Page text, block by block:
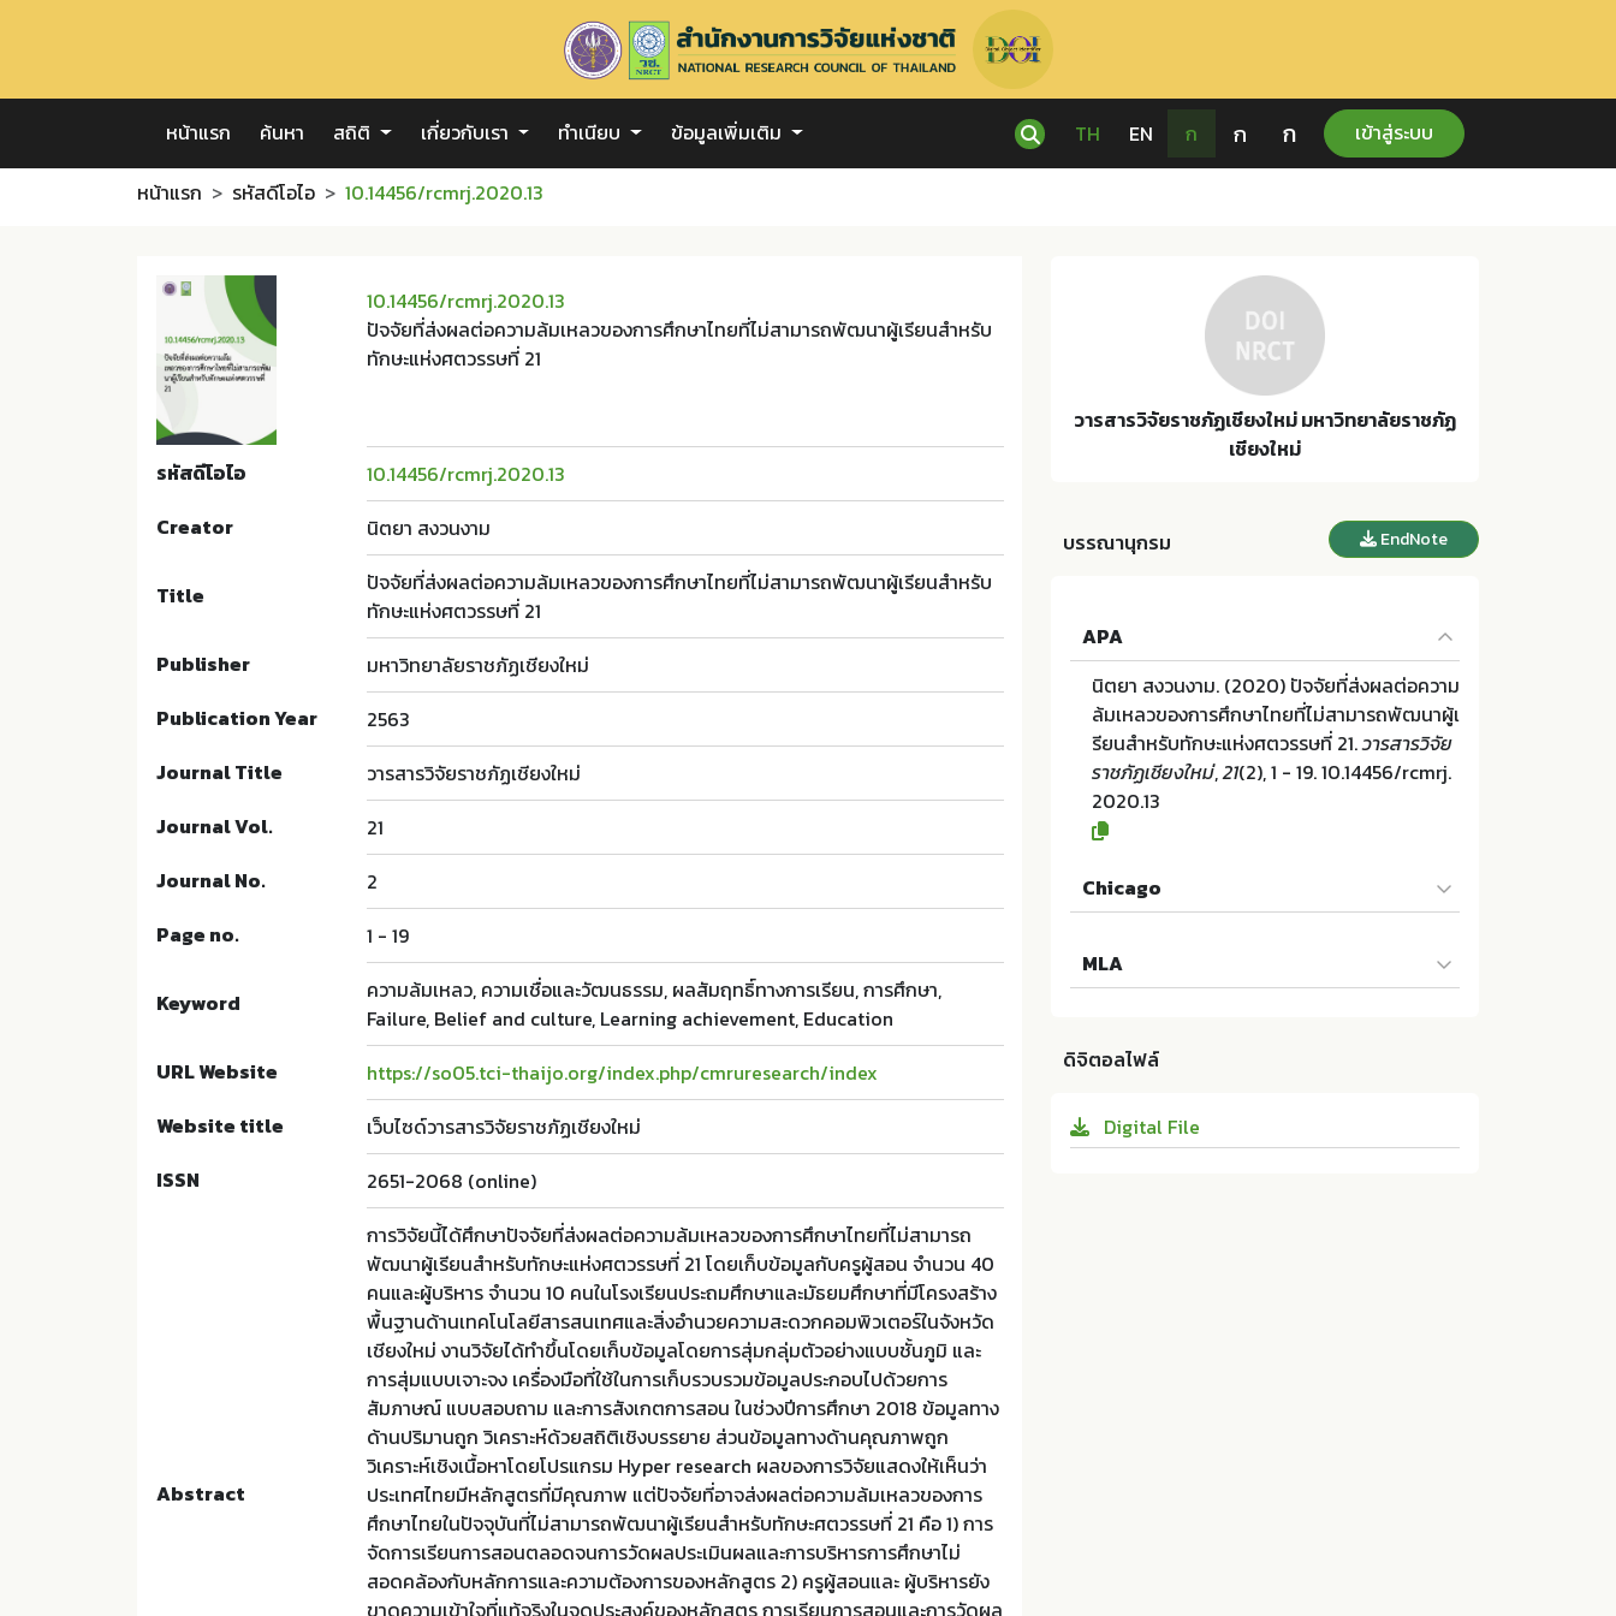
หน้าแรก ค้นหา สถิติ เกี่ยวกับเรา ทำเนียบ ข้อมูลเพิ่มเติม TH EN ก ก ก เข้าสู่ระบบ
หน้าแรก รหัสดีโอไอ 10.14456/rcmrj.2020.13
10.14456/rcmrj.2020.13
ปัจจัยที่ส่งผลต่อความล้มเหลวของการศึกษาไทยที่ไม่สามารถพัฒนาผู้เรียนสำหรับ
ทักษะแห่งศตวรรษที่ 21
รหัสดีโอไอ
10.14456/rcmrj.2020.13
Creator
นิตยา สงวนงาม
Title
ปัจจัยที่ส่งผลต่อความล้มเหลวของการศึกษาไทยที่ไม่สามารถพัฒนาผู้เรียนสำหรับ
ทักษะแห่งศตวรรษที่ 21
Publisher
มหาวิทยาลัยราชภัฏเชียงใหม่
Publication Year
2563
Journal Title
วารสารวิจัยราชภัฏเชียงใหม่
Journal Vol.
21
Journal No.
2
Page no.
1 - 19
Keyword
ความล้มเหลว, ความเชื่อและวัฒนธรรม, ผลสัมฤทธิ์ทางการเรียน, การศึกษา,
Failure, Belief and culture, Learning achievement, Education
URL Website
https://so05.tci-thaijo.org/index.php/cmruresearch/index
Website title
เว็บไซด์วารสารวิจัยราชภัฏเชียงใหม่
ISSN
2651-2068 (online)
Abstract
การวิจัยนี้ได้ศึกษาปัจจัยที่ส่งผลต่อความล้มเหลวของการศึกษาไทยที่ไม่สามารถ
พัฒนาผู้เรียนสำหรับทักษะแห่งศตวรรษที่ 21 โดยเก็บข้อมูลกับครูผู้สอน จำนวน 40
คนและผู้บริหาร จำนวน 10 คนในโรงเรียนประถมศึกษาและมัธยมศึกษาที่มีโครงสร้าง
พื้นฐานด้านเทคโนโลยีสารสนเทศและสิ่งอำนวยความสะดวกคอมพิวเตอร์ในจังหวัด
เชียงใหม่ งานวิจัยได้ทำขึ้นโดยเก็บข้อมูลโดยการสุ่มกลุ่มตัวอย่างแบบชั้นภูมิ และ
การสุ่มแบบเจาะจง เครื่องมือที่ใช้ในการเก็บรวบรวมข้อมูลประกอบไปด้วยการ
สัมภาษณ์ แบบสอบถาม และการสังเกตการสอน ในช่วงปีการศึกษา 2018 ข้อมูลทาง
ด้านปริมานถูก วิเคราะห์ด้วยสถิติเชิงบรรยาย ส่วนข้อมูลทางด้านคุณภาพถูก
วิเคราะห์เชิงเนื้อหาโดยโปรแกรม Hyper research ผลของการวิจัยแสดงให้เห็นว่า
ประเทศไทยมีหลักสูตรที่มีคุณภาพ แต่ปัจจัยที่อาจส่งผลต่อความล้มเหลวของการ
ศึกษาไทยในปัจจุบันที่ไม่สามารถพัฒนาผู้เรียนสำหรับทักษะศตวรรษที่ 21 คือ 1) การ
จัดการเรียนการสอนตลอดจนการวัดผลประเมินผลและการบริหารการศึกษาไม่
สอดคล้องกับหลักการและความต้องการของหลักสูตร 2) ครูผู้สอนและ ผู้บริหารยัง
วารสารวิจัยราชภัฏเชียงใหม่ มหาวิทยาลัยราชภัฏ
เชียงใหม่
บรรณานุกรม EndNote
APA
นิตยา สงวนงาม. (2020) ปัจจัยที่ส่งผลต่อความ
ล้มเหลวของการศึกษาไทยที่ไม่สามารถพัฒนาผู้เ
รียนสำหรับทักษะแห่งศตวรรษที่ 21.วารสารวิจัย
ราชภัฏเชียงใหม่,21(2), 1 - 19. 10.14456/rcmrj.
2020.13
Chicago
วของการศึกษาไทยที่ไม่สามารถพัฒนาผู้เรียนสำ
หรับทักษะแห่งศตวรรษที่ 21". วารสารวิจัยราชภัฏ
20.13
MLA
หรับทักษะแห่งศตวรรษที่ 21. มหาวิทยาลัยราชภั
0.13
ดิจิตอลไฟล์
Digital File